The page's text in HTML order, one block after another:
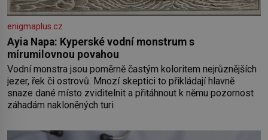
enigmaplus.cz
Ayia Napa: Kyperské vodní monstrum s
mírumilovnou povahou
Vodní monstra jsou poměrně častým koloritem nejrůznějších
jezer, řek či ostrovů. Mnozí skeptici to přikládají hlavně
snaze dané místo zviditelnit a přitáhnout k němu pozornost
záhadám nakloněných turi